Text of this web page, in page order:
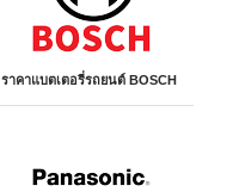
ราคาแบตเตอรี่รถยนต์ BOSCH